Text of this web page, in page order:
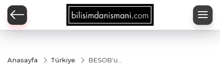
Anasayfa Türkiye
BESOB'un